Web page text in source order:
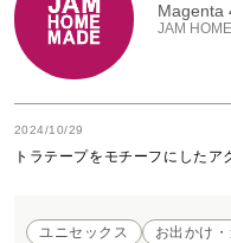
Magenta
JAM
2024/10/29
トラテープをモチーフにした
ユニセックス お出かけ